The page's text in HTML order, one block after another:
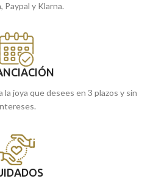
Paypal y Klarna.
joya que desees en 3 plazos y sin